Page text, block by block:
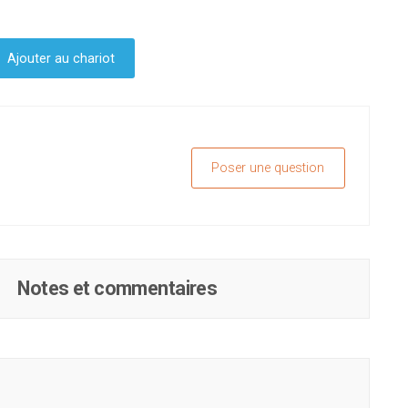
Ajouter au chariot
Poser une question
Notes et commentaires